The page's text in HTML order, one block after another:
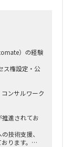
）の経験
ス権設定・公
ンサルワーク
進されてお
技術支援、
ります。